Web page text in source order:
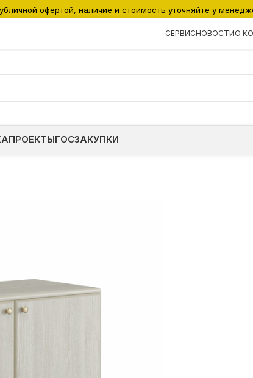
СЕРВИСНОВОСТИО
ПРОЕКТЫГОСЗАКУПКИ
офертой, наличие и стоимость уточняйте у